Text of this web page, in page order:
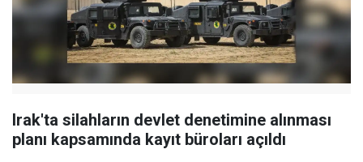
Irak'ta silahların devlet denetimine alınması
planı kapsamında kayıt büroları açıldı